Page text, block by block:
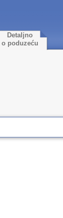
Detaljno
o poduzeću